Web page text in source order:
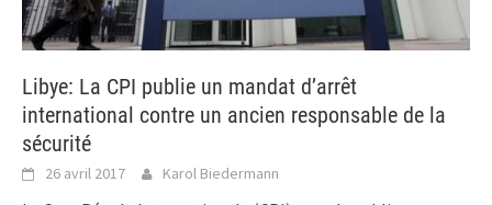
Libye: La CPI publie un mandat d’arrêt
international contre un ancien responsable de la
sécurité
26 avril 2017 Karol Biedermann